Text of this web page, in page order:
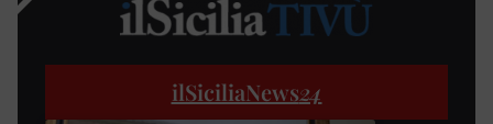
ilSiciliaNews24